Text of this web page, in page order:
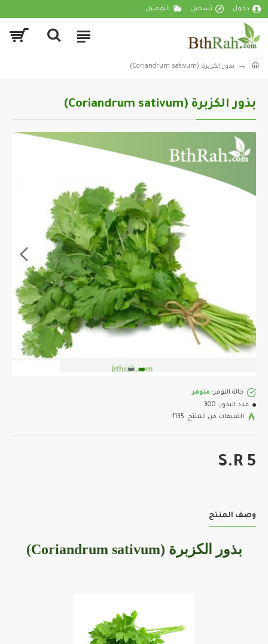
دخول تسجيل التوصيل
بذور الكزبرة (Coriandrum sativum)
بذور الكزبرة (Coriandrum sativum)
حالة التوفر: متوفر
عدد البذور: 300
المبيعات من المنتج: 1135
S.R 5
وصف المنتج
بذور الكزبرة (Coriandrum sativum)